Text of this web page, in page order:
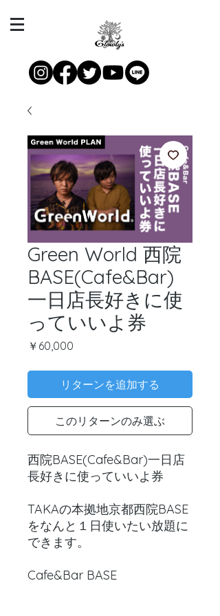
Green World 西院
BASE(Cafe&Bar)
一日店長好きに使
っていいよ券
￥60,000
リターンを追加する
このリターンのみ選ぶ
西院BASE(Cafe&Bar)一日店
長好きに使っていいよ券
TAKAの本拠地京都西院BASE
をなんと１日使いたい放題に
できます。
Cafe&Bar BASE